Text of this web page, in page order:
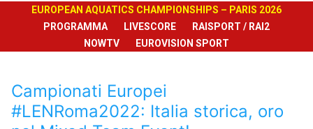
EUROPEAN AQUATICS CHAMPIONSHIPS – PARIS 2026
PROGRAMMA
LIVESCORE
RAISPORT / RAI2
NOWTV
EUROVISION SPORT
Campionati Europei
#LENRoma2022: Italia storica, oro